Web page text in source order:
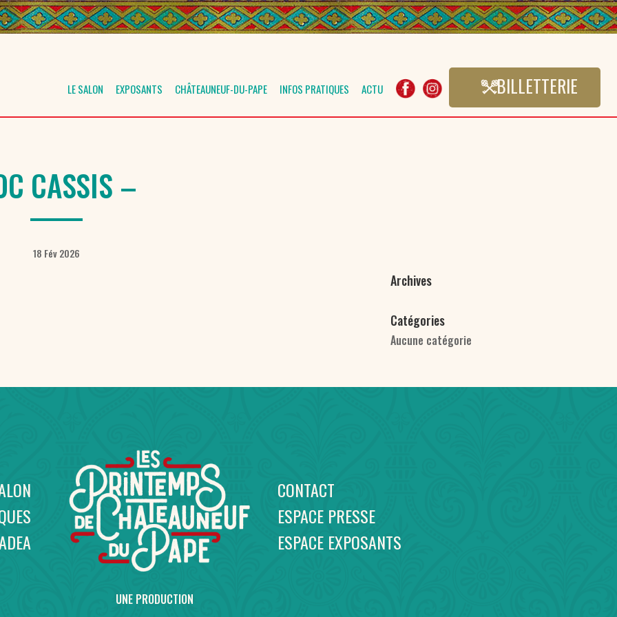
LE SALON EXPOSANTS CHÂTEAUNEUF-DU-PAPE INFOS PRATIQUES ACTU BILLETTERIE
CASSIS –
18 Fév 2026
Archives
Catégories
Aucune catégorie
CONTACT
ESPACE PRESSE
ESPACE EXPOSANTS
UNE PRODUCTION